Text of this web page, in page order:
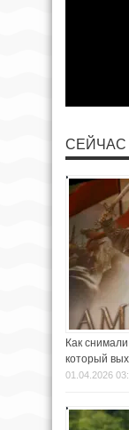
СЕЙЧАС
Как
который
01.04.2026